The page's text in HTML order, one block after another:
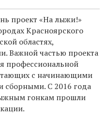
проект «На лыжи!»
Красноярского
областях,
Важной частью проекта
профессиональной
с начинающими
сборными. С 2016 года
гонкам прошли